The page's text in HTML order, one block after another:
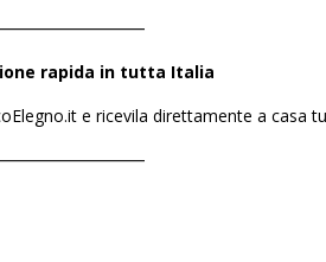
rapida in tutta Italia
e ricevila direttamente a casa